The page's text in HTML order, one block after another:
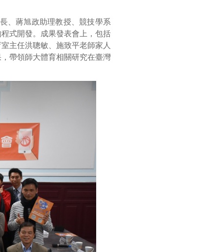
、蔣旭政助理教授、競技學系
式開發。成果發表會上，包括
主任洪聰敏、施致平老師家人
帶領師大體育相關研究在臺灣